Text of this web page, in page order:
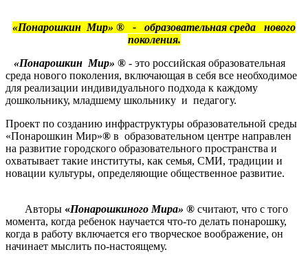
«Понарошкин Мир» ® - образовательная среда
нового
поколения.
«Понарошкин Мир» ® - это российская образовательная
среда нового поколения, включающая в себя все необходимое
для реализации индивидуального подхода к каждому
дошкольнику, младшему школьнику и педагогу.
Проект по созданию инфраструктуры образовательной среды
«Понарошкин Мир»® в образовательном центре направлен
на развитие городского образовательного пространства и
охватывает такие институты, как семья, СМИ, традиции и
новации культуры, определяющие общественное развитие.
Авторы «Понарошкиного Мира» ® считают, что с того
момента, когда ребенок научается что-то делать понарошку,
когда в работу включается его творческое воображение, он
начинает мыслить по-настоящему.